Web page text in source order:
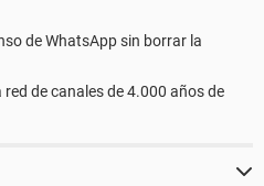
de WhatsApp sin borrar la
de canales de 4.000 años de